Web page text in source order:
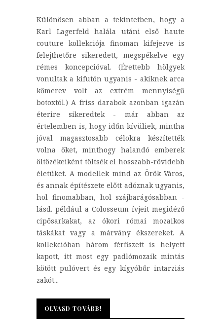
Különösen abban a tekintetben, hogy a
Karl Lagerfeld halála utáni első haute
couture kollekciója finoman kifejezve is
felejthetőre sikeredett, megspékelve egy
rémes koncepcióval. (Érettebb hölgyek
vonultak a kifutón ugyanis - akiknek arca
kőmerev volt az extrém mennyiségű
botoxtól.) A friss darabok azonban igazán
éterire sikeredtek - már abban az
értelemben is, hogy időn kívüliek, mintha
jóval magasztosabb célokra készítették
volna őket, minthogy halandó emberek
öltözékeiként töltsék el hosszabb-rövidebb
életüket. A modellek mind az Örök Város,
és annak építészete előtt adóznak ugyanis,
hol finomabban, hol szájbarágósabban -
lásd. például a Colosseum ívjeit megidéző
cipősarkakat, az ókori római mozaikos
táskákat vagy a márvány ékszereket. A
kollekcióban három férfiszett is helyett
kapott, itt most egy padlómozaik mintás
kötött pulóvert és egy kígyóbőr intarziás
zakót...
OLVASD TOVÁBB!
OLVASD TOVÁBB!